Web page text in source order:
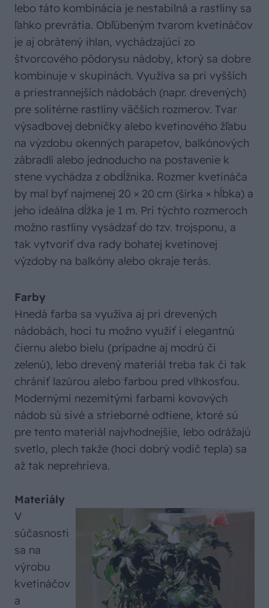
lebo táto kombinácia je nestabilná a rastliny sa
ľahko prevrátia. Obľúbeným tvarom kvetináčov
je aj obrátený ihlan, vychádzajúci zo
štvorcového pôdorysu nádoby, ktorý sa dobre
kombinuje v skupinách. Využíva sa pri vyšších
a priestrannejších nádobách (napr. drevených)
pre solitérne rastliny väčších rozmerov. Tvar
výsadbovej debničky alebo kvetinového žľabu
na výzdobu okenných parapetov, balkónových
zábradlí alebo jednoducho na postavenie k
stene vychádza z obdĺžnika. Rozmer kvetináča
by mal byť najmenej 20 × 20 cm (šírka × hĺbka) a
jeho ideálna dĺžka je 1 m. Pri týchto rozmeroch
možno rastliny vysádzať do tzv. trojsponu, a
tak vytvoriť dva rady bohatej kvetinovej
výzdoby na balkóny alebo okraje terás.
Farby
Hnedá farba sa využíva aj pri drevených
nádobách, hoci tu možno využiť i elegantnú
čiernu alebo bielu (prípadne aj modrú či
zelenú), lebo drevený materiál treba tak či tak
chrániť lazúrou alebo farbou pred vlhkosťou.
Modernými nezemitými farbami kovových
nádob sú sivé a strieborné odtiene, ktoré sú
pre tento materiál najvhodnejšie, lebo odrážajú
svetlo, plech takže (hoci dobrý vodič tepla) sa
až tak neprehrieva.
Materiály
V
súčasnosti
sa na
výrobu
kvetináčov
a